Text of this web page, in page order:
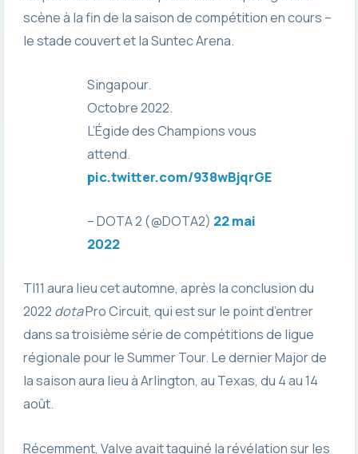
scène à la fin de la saison de compétition en cours –
le stade couvert et la Suntec Arena.
Singapour.
Octobre 2022.
L’Égide des Champions vous
attend.
pic.twitter.com/938wBjqrGE
– DOTA 2 (@DOTA2) 22 mai
2022
TI11 aura lieu cet automne, après la conclusion du
2022 dotaPro Circuit, qui est sur le point d’entrer
dans sa troisième série de compétitions de ligue
régionale pour le Summer Tour. Le dernier Major de
la saison aura lieu à Arlington, au Texas, du 4 au 14
août.
Récemment, Valve avait taquiné la révélation sur les